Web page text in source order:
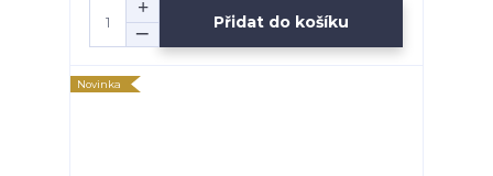
Přidat do košíku
Novinka